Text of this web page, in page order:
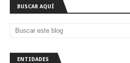
BUSCAR AQUÍ
ENTIDADES